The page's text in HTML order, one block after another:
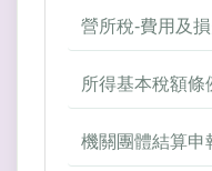
營所稅-費用及
所得基本稅額條
機關團體結算申